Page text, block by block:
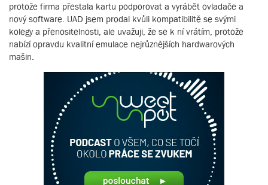
protože firma přestala kartu podporovat a vyrábět ovladače a
nový software. UAD jsem prodal kvůli kompatibilitě se svými
kolegy a přenositelnosti, ale uvažuji, že se k ní vrátím, protože
nabízí opravdu kvalitní emulace nejrůznějších hardwarových
mašin.